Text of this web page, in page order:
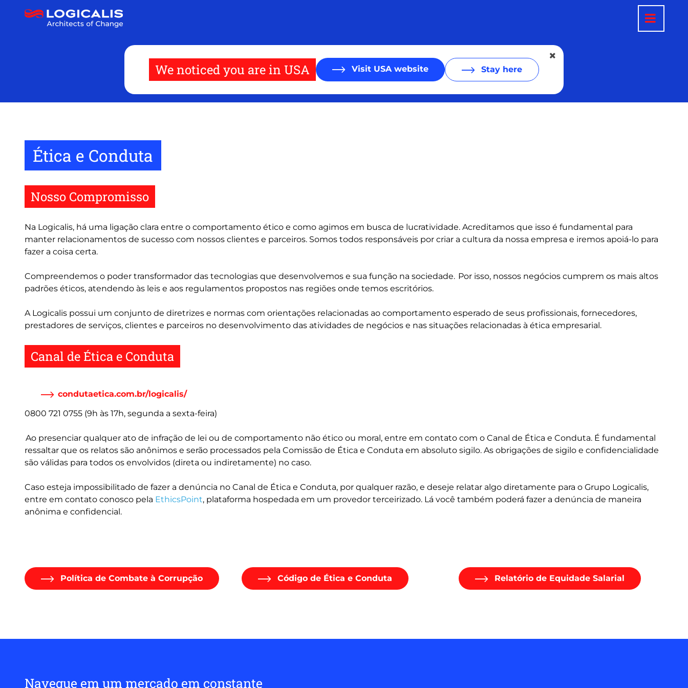
We noticed you are in USA Visit USA website Stay here
Ética e Conduta
Nosso Compromisso
Na Logicalis, há uma ligação clara entre o comportamento ético e como agimos em busca de lucratividade. Acreditamos que isso é fundamental para
manter relacionamentos de sucesso com nossos clientes e parceiros. Somos todos responsáveis por criar a cultura da nossa empresa e iremos apoiá-lo para
fazer a coisa certa.
Compreendemos o poder transformador das tecnologias que desenvolvemos e sua função na sociedade. Por isso, nossos negócios cumprem os mais altos
padrões éticos, atendendo às leis e aos regulamentos propostos nas regiões onde temos escritórios.
A Logicalis possui um conjunto de diretrizes e normas com orientações relacionadas ao comportamento esperado de seus profissionais, fornecedores,
prestadores de serviços, clientes e parceiros no desenvolvimento das atividades de negócios e nas situações relacionadas à ética empresarial.
Canal de Ética e Conduta
condutaetica.com.br/logicalis/
0800 721 0755 (9h às 17h, segunda a sexta-feira)
Ao presenciar qualquer ato de infração de lei ou de comportamento não ético ou moral, entre em contato com o Canal de Ética e Conduta. É fundamental
ressaltar que os relatos são anônimos e serão processados pela Comissão de Ética e Conduta em absoluto sigilo. As obrigações de sigilo e confidencialidade
são válidas para todos os envolvidos (direta ou indiretamente) no caso.
Caso esteja impossibilitado de fazer a denúncia no Canal de Ética e Conduta, por qualquer razão, e deseje relatar algo diretamente para o Grupo Logicalis,
entre em contato conosco pela EthicsPoint, plataforma hospedada em um provedor terceirizado. Lá você também poderá fazer a denúncia de maneira
anônima e confidencial.
Política de Combate à Corrupção Código de Ética e Conduta Relatório de Equidade Salarial
Navegue em um mercado em constante